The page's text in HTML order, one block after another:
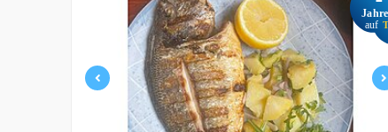
Jahre
auf